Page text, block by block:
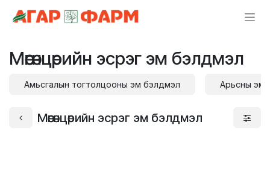
Мөөгөнцөрийн эсрэг эм бэлдмэл
Амьсгалын тогтолцооны эм бэлдмэл Арьсны
Мөөгөнцөрийн эсрэг эм бэлдмэл